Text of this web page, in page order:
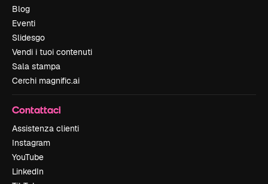
Blog
Eventi
Slidesgo
Vendi i tuoi contenuti
Sala stampa
Cerchi magnific.ai
Contattaci
Assistenza clienti
Instagram
YouTube
LinkedIn